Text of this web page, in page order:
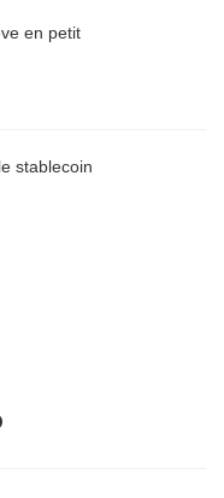
en petit
stablecoin